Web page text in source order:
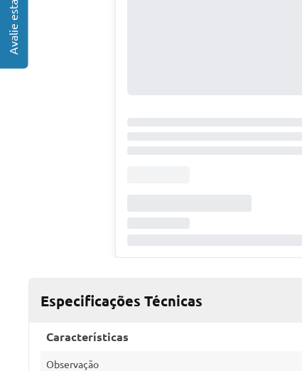
Especificações Técnicas
Características
Observação